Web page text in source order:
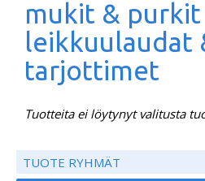
mukit & purkit
leikkuulaudat
tarjottimet
Tuotteita ei löytynyt valitusta
TUOTE RYHMÄT